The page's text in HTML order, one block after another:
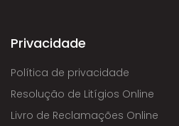
Privacidade
Política de privacidade
Resolução de Litígios Online
Livro de Reclamações Online